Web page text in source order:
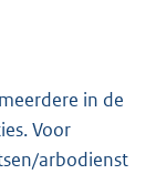
in de
Voor
arbodienst